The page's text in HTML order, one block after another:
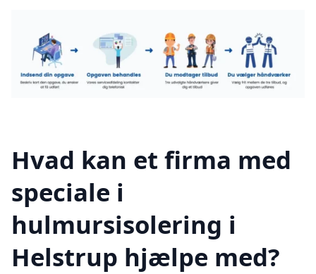
Hvad kan et firma med
speciale i
hulmursisolering i
Helstrup hjælpe med?